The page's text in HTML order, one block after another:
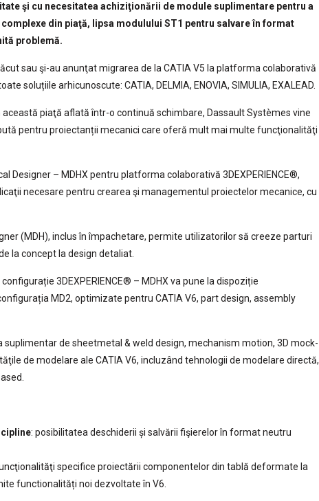
şi cu necesitatea achiziţionării de module suplimentare pentru a
din piaţă, lipsa modulului ST1 pentru salvare în format
problemă.
sau şi-au anunţat migrarea de la CATIA V5 la platforma colaborativă
soluțiile arhicunoscute: CATIA, DELMIA, ENOVIA, SIMULIA, EXALEAD.
piaţă aflată într-o continuă schimbare, Dassault Systèmes vine
pentru proiectanții mecanici care oferă mult mai multe funcţionalităţi
Designer – MDHX pentru platforma colaborativă 3DEXPERIENCE®,
necesare pentru crearea şi managementul proiectelor mecanice, cu
(MDH), inclus în împachetare, permite utilizatorilor să creeze parturi
la concept la design detaliat.
3DEXPERIENCE® – MDHX va pune la dispoziție
MD2, optimizate pentru CATIA V6, part design, assembly
suplimentar de sheetmetal & weld design, mechanism motion, 3D mock-
de modelare ale CATIA V6, incluzând tehnologii de modelare directă,
: posibilitatea deschiderii și salvării fişierelor în format neutru
specifice proiectării componentelor din tablă deformate la
functionalități noi dezvoltate în V6.